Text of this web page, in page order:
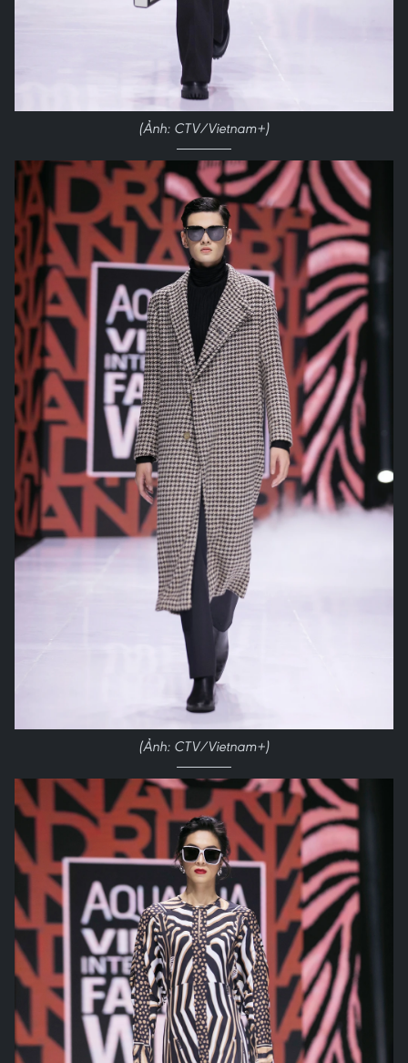
(Ảnh: CTV/Vietnam+)
(Ảnh: CTV/Vietnam+)